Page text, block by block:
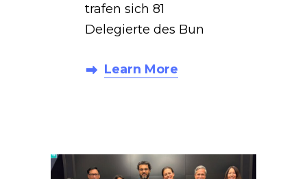
trafen sich 81
Delegierte des Bun
Learn More